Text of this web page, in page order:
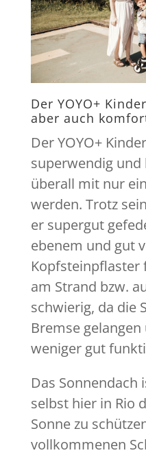
Der YOYO+
aber auch
Der YOYO+
superwendig
überall mit nur
werden. Trotz
er supergut
ebenem und gut
Kopfsteinpflaster
am Strand bzw.
schwierig, da die
Bremse
weniger gut
Das Sonnendach
selbst hier in Rio
Sonne zu
vollkommenen